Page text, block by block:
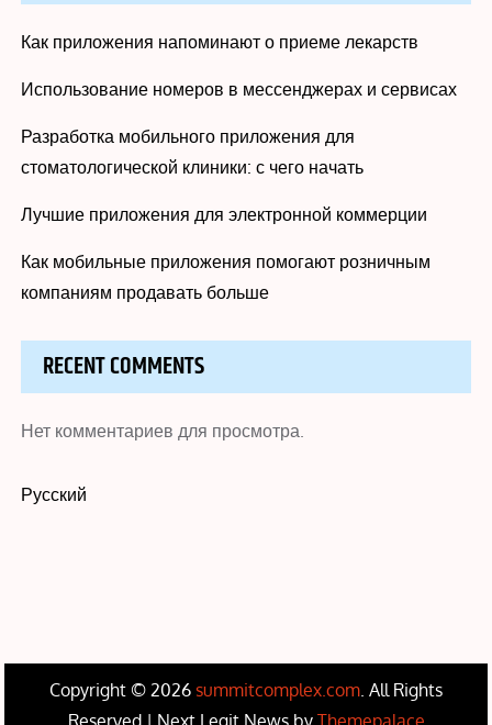
Как приложения напоминают о приеме лекарств
Использование номеров в мессенджерах и сервисах
Разработка мобильного приложения для
стоматологической клиники: с чего начать
Лучшие приложения для электронной коммерции
Как мобильные приложения помогают розничным
компаниям продавать больше
RECENT COMMENTS
Нет комментариев для просмотра.
Русский
Copyright © 2026 summitcomplex.com . All Rights
Reserved | Next Legit News by Themepalace